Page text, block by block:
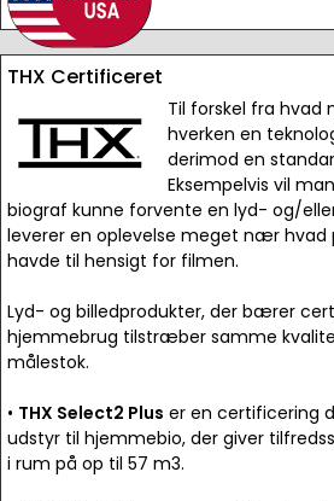
THX Certificeret
Til forskel fra hvad
hverken en
derimod en
Eksempelvis vil
biograf kunne forvente en lyd- og/
leverer en oplevelse meget nær hvad
havde til hensigt for filmen.
Lyd- og billedprodukter, der bærer
hjemmebrug tilstræber samme
målestok.
• THX Select2 Plus er en certificering
udstyr til hjemmebio, der giver
i rum på op til 57 m3.